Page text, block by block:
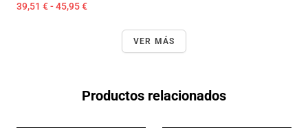
39,51 € - 45,95 €
VER MÁS
Productos relacionados